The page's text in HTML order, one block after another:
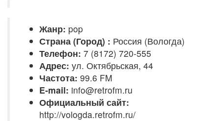
Жанр: pop
Страна (Город) : Россия (Вологда)
Телефон: 7 (8172) 720-555
Адрес: ул. Октябрьская, 44
Частота: 99.6 FM
E-mail: info@retrofm.ru
Официальный сайт:
http://vologda.retrofm.ru/